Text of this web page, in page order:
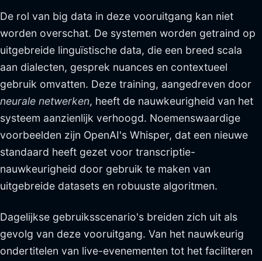
De rol van big data in deze vooruitgang kan niet
worden overschat. De systemen worden getraind op
uitgebreide linguïstische data, die een breed scala
aan dialecten, gesprek nuances en contextueel
gebruik omvatten. Deze training, aangedreven door
neurale netwerken, heeft de nauwkeurigheid van het
systeem aanzienlijk verhoogd. Noemenswaardige
voorbeelden zijn OpenAI's Whisper, dat een nieuwe
standaard heeft gezet voor transcriptie-
nauwkeurigheid door gebruik te maken van
uitgebreide datasets en robuuste algoritmen.
Dagelijkse gebruiksscenario's breiden zich uit als
gevolg van deze vooruitgang. Van het nauwkeurig
ondertitelen van live-evenementen tot het faciliteren